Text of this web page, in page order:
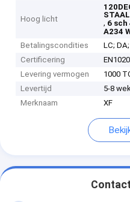
Hoog licht
, 6 sch
A234
Betalingscondities
LC;
Certificering
Levering vermogen
1000
Levertijd
5-8
Merknaam
XF